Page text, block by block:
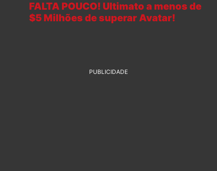
FALTA POUCO! Ultimato a menos de
$5 Milhões de superar Avatar!
PUBLICIDADE